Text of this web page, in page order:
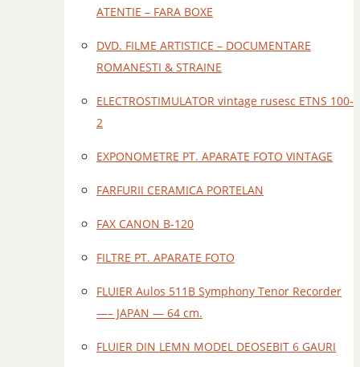
ATENTIE – FARA BOXE
DVD. FILME ARTISTICE – DOCUMENTARE
ROMANESTI & STRAINE
ELECTROSTIMULATOR vintage rusesc ETNS 100-
2
EXPONOMETRE PT. APARATE FOTO VINTAGE
FARFURII CERAMICA PORTELAN
FAX CANON B-120
FILTRE PT. APARATE FOTO
FLUIER Aulos 511B Symphony Tenor Recorder
—– JAPAN — 64 cm.
FLUIER DIN LEMN MODEL DEOSEBIT 6 GAURI